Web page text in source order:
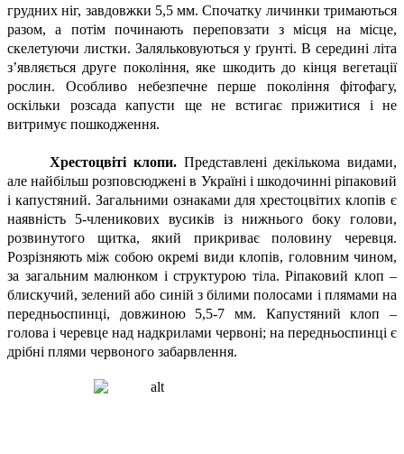
грудних ніг, завдовжки 5,5 мм. Спочатку личинки тримаються
разом, а потім починають переповзати з місця на місце,
скелетуючи листки. Заляльковуються у ґрунті. В середині літа
з’являється друге покоління, яке шкодить до кінця вегетації
рослин. Особливо небезпечне перше покоління фітофагу,
оскільки розсада капусти ще не встигає прижитися і не
витримує пошкодження.
Хрестоцвіті клопи. Представлені декількома видами,
але найбільш розповсюджені в Україні і шкодочинні ріпаковий
і капустяний. Загальними ознаками для хрестоцвітих клопів є
наявність 5-членикових вусиків із нижнього боку голови,
розвинутого щитка, який прикриває половину черевця.
Розрізняють між собою окремі види клопів, головним чином,
за загальним малюнком і структурою тіла. Ріпаковий клоп –
блискучий, зелений або синій з білими полосами і плямами на
передньоспинці, довжиною 5,5-7 мм. Капустяний клоп –
голова і черевце над надкрилами червоні; на передньоспинці є
дрібні плями червоного забарвлення.